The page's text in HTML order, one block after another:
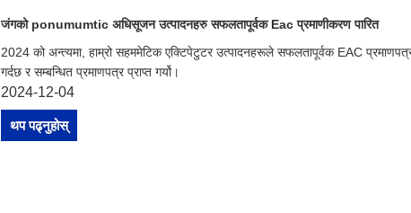
जंगको ponumumtic अधिसूजन उत्पादनहरु सफलतापूर्वक Eac प्रमाणीकरण पारित
2024 को अन्त्यमा, हाम्रो सहममेटिक एक्टिपेटुटर उत्पादनहरूले सफलतापूर्वक EAC प्रमाणपत्र
गर्दछ र सम्बन्धित प्रमाणपत्र प्राप्त गर्यो।
2024-12-04
थप पढ्नुहोस्